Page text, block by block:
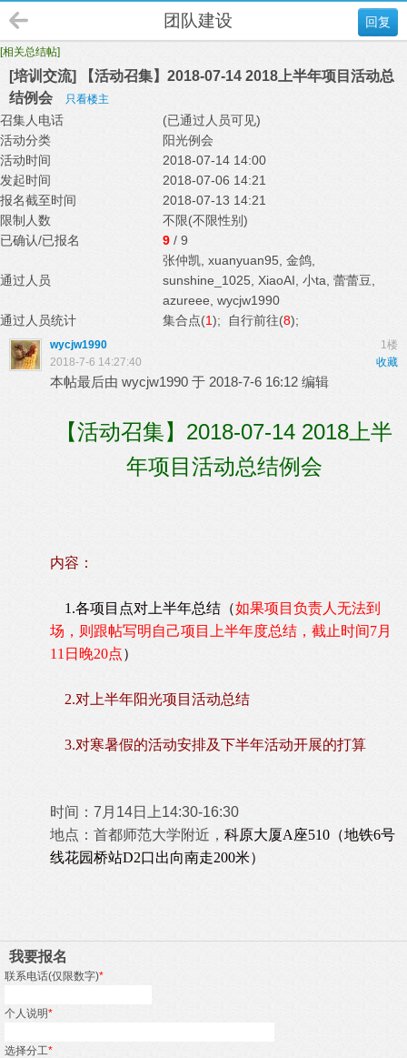
回复
团队建设
[相关总结帖]
[培训交流] 【活动召集】2018-07-14 2018上半年项目活动总
结例会
只看楼主
召集人电话
(已通过人员可见)
活动分类
阳光例会
活动时间
2018-07-14 14:00
发起时间
2018-07-06 14:21
报名截至时间
2018-07-13 14:21
限制人数
不限(不限性别)
已确认/已报名
9 / 9
通过人员
张仲凯 xuanyuan95 金鸽
sunshine_1025 XiaoAI 小ta 蕾蕾豆
azureee wycjw1990
通过人员统计
集合点(1); 自行前往(8);
1楼
wycjw1990
收藏
2018-7-6 14:27:40
本帖最后由 wycjw1990 于 2018-7-6 16:12 编辑
【活动召集】2018-07-14 2018上半
年项目活动总结例会
内容：
1.各项目点对上半年总结（如果项目负责人无法到
场，则跟帖写明自己项目上半年度总结，截止时间7月
11日晚20点）
2.对上半年阳光项目活动总结
3.对寒暑假的活动安排及下半年活动开展的打算
时间：7月14日上14:30-16:30
地点：首都师范大学附近， 科原大厦A座510（地铁6号
线花园桥站D2口出向南走200米）
我要报名
联系电话(仅限数字)*
个人说明*
选择分工*